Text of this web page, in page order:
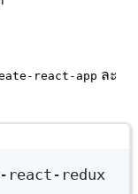
react-app ละ
react-redux